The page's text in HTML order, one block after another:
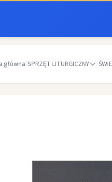
główna/SPRZĘT LITURGICZNY /